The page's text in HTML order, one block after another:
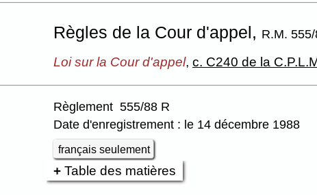
Règles de la Cour d'appel, R.M.
Loi sur la Cour d'appel, c. C240 de la
Règlement 555/88 R
Date d'enregistrement : le 14 décembre 1988
français seulement
Table des matières